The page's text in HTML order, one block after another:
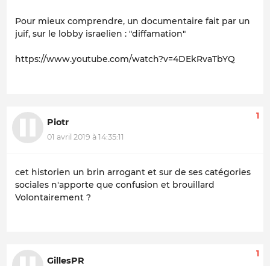
Pour mieux comprendre, un documentaire fait par un
juif, sur le lobby israelien : "diffamation"
https://www.youtube.com/watch?v=4DEkRvaTbYQ
Piotr
01 avril 2019 à 14:35:11
1
cet historien un brin arrogant et sur de ses catégories
sociales n'apporte que confusion et brouillard
Volontairement ?
GillesPR
1